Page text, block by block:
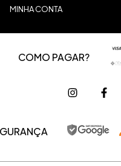
MINHA CONTA
COMO PAGAR?